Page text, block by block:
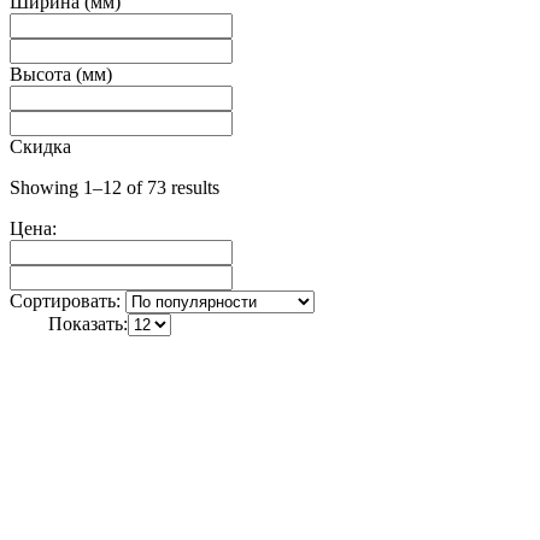
Высота (мм)
Скидка
Showing 1–12 of 73 results
Цена:
Сортировать:
Показать: